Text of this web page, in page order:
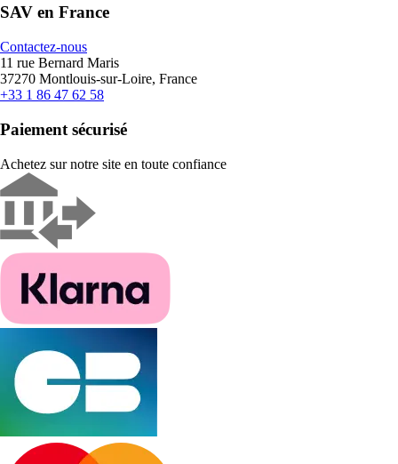
SAV en France
Contactez-nous
11 rue Bernard Maris
37270 Montlouis-sur-Loire, France
+33 1 86 47 62 58
Paiement sécurisé
Achetez sur notre site en toute confiance